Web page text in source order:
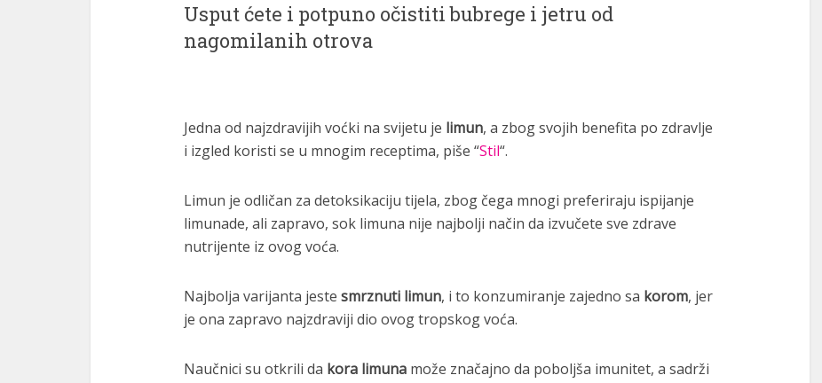
Usput ćete i potpuno očistiti bubrege i jetru od
nagomilanih otrova
Jedna od najzdravijih voćki na svijetu je limun, a zbog svojih benefita po zdravlje
i izgled koristi se u mnogim receptima, piše “Stil“.
Limun je odličan za detoksikaciju tijela, zbog čega mnogi preferiraju ispijanje
limunade, ali zapravo, sok limuna nije najbolji način da izvučete sve zdrave
nutrijente iz ovog voća.
Najbolja varijanta jeste smrznuti limun, i to konzumiranje zajedno sa korom, jer
je ona zapravo najzdraviji dio ovog tropskog voća.
Naučnici su otkrili da kora limuna može značajno da poboljša imunitet, a sadrži